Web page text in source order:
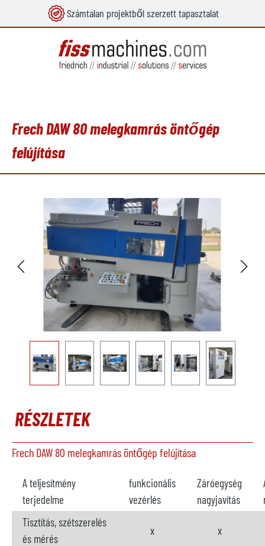
Számtalan projektből szerzett tapasztalat
Frech DAW 80 melegkamrás öntőgép
felújítása
Képgaléria kihagyása
RÉSZLETEK
Frech DAW 80 melegkamrás öntőgép felújítása
A teljesítmény
terjedelme
funkcionális
vezérlés
Záróegység
nagyjavítás
Tisztítás, szétszerelés
és mérés
x x